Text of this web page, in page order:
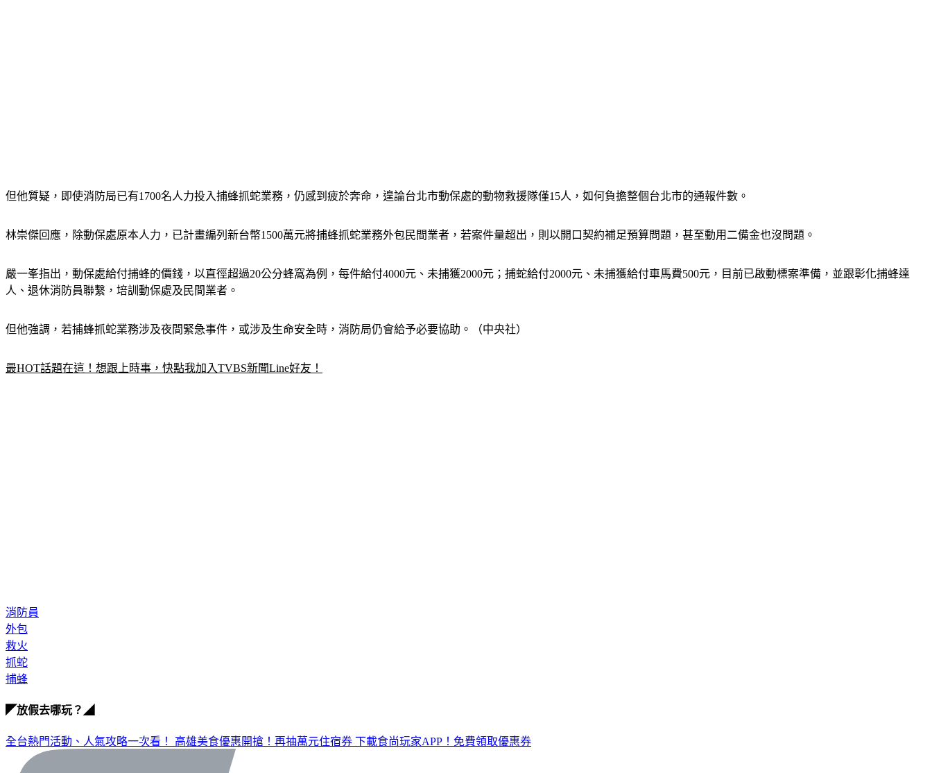
但他質疑，即使消防局已有1700名人力投入捕蜂抓蛇業務，仍感到疲於奔命，遑論台北市動保處的動物救援隊僅15人，如何負擔整個台北市的通報件數。
林崇傑回應，除動保處原本人力，已計畫編列新台幣1500萬元將捕蜂抓蛇業務外包民間業者，若案件量超出，則以開口契約補足預算問題，甚至動用二備金也沒問題。
嚴一峯指出，動保處給付捕蜂的價錢，以直徑超過20公分蜂窩為例，每件給付4000元、未捕獲2000元；捕蛇給付2000元、未捕獲給付車馬費500元，目前已啟動標案準備，並跟彰化捕蜂達
人、退休消防員聯繫，培訓動保處及民間業者。
但他強調，若捕蜂抓蛇業務涉及夜間緊急事件，或涉及生命安全時，消防局仍會給予必要協助。（中央社）
最HOT話題在這！想跟上時事，快點我加入TVBS新聞Line好友！
消防員
外包
救火
抓蛇
捕蜂
◤放假去哪玩？◢
全台熱門活動、人氣攻略一次看！ 高雄美食優惠開搶！再抽萬元住宿券 下載食尚玩家APP！免費領取優惠券